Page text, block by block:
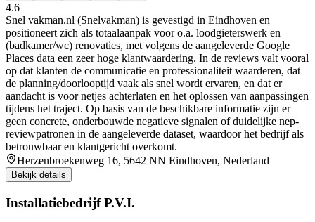
4.6
Snel vakman.nl (Snelvakman) is gevestigd in Eindhoven en
positioneert zich als totaalaanpak voor o.a. loodgieterswerk en
(badkamer/wc) renovaties, met volgens de aangeleverde Google
Places data een zeer hoge klantwaardering. In de reviews valt vooral
op dat klanten de communicatie en professionaliteit waarderen, dat
de planning/doorlooptijd vaak als snel wordt ervaren, en dat er
aandacht is voor netjes achterlaten en het oplossen van aanpassingen
tijdens het traject. Op basis van de beschikbare informatie zijn er
geen concrete, onderbouwde negatieve signalen of duidelijke nep-
reviewpatronen in de aangeleverde dataset, waardoor het bedrijf als
betrouwbaar en klantgericht overkomt.
Herzenbroekenweg 16, 5642 NN Eindhoven, Nederland
Bekijk details
Installatiebedrijf P.V.I.